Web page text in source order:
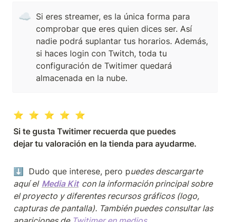
☁️ Si eres streamer, es la única forma para
comprobar que eres quien dices ser. Así
nadie podrá suplantar tus horarios. Además,
si haces login con Twitch, toda tu
configuración de Twitimer quedará
almacenada en la nube.
⭐️  ⭐️  ⭐️  ⭐️  ⭐️
Si te gusta Twitimer recuerda que puedes
dejar tu valoración en la tienda para ayudarme.
⬇️ Dudo que interese, pero puedes descargarte
aquí el Media Kit con la información principal sobre
el proyecto y diferentes recursos gráficos (logo,
capturas de pantalla). También puedes consultar las